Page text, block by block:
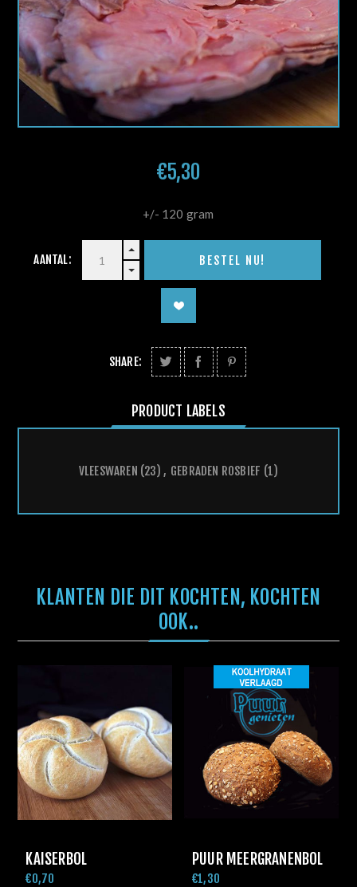
€5,30
+/- 120 gram
AANTAL:
SHARE:
PRODUCT LABELS
VLEESWAREN (23) , GEBRADEN ROSBIEF (1)
KLANTEN DIE DIT KOCHTEN, KOCHTEN
OOK..
KAISERBOL
€0,70
PUUR MEERGRANENBOL
€1,30